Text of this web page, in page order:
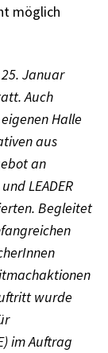
möglich
Januar
Auch
Halle
aus
an
LEADER
Begleitet
wurde
im Auftrag